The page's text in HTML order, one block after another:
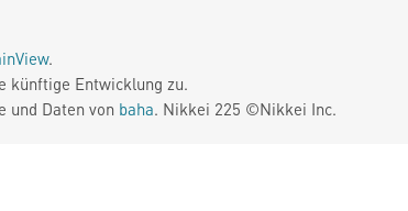
.
künftige Entwicklung zu.
und Daten von baha. Nikkei 225 ©Nikkei Inc.